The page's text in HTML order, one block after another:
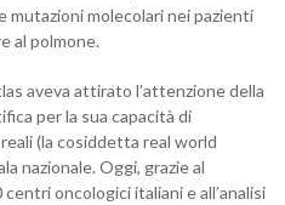
mutazioni molecolari nei pazienti
al polmone.
aveva attirato l’attenzione della
per la sua capacità di
(la cosiddetta real world
nazionale. Oggi, grazie al
oncologici italiani e all’analisi